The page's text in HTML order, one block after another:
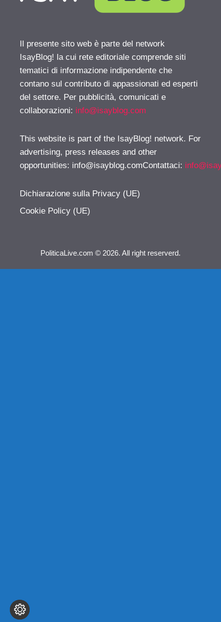
Il presente sito web è parte del network
IsayBlog! la cui rete editoriale comprende siti
tematici di informazione indipendente che
contano sul contributo di appassionati ed esperti
del settore. Per pubblicità, comunicati e
collaborazioni: info@isayblog.com
This website is part of the IsayBlog! network. For
advertising, press releases and other
opportunities: info@isayblog.comContattaci:
Dichiarazione sulla Privacy (UE)
Cookie Policy (UE)
PoliticaLive.com © 2026. All right reserverd.